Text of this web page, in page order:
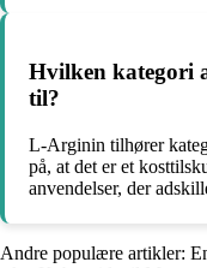
Hvilken kategori
til?
L-Arginin tilhører
på, at det er et
anvendelser, der
Andre populære artikler: